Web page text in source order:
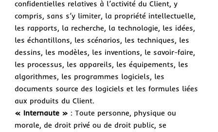
confidentielles relatives à l’activité du Client, y
compris, sans s’y limiter, la propriété intellectuelle,
les rapports, la recherche, la technologie, les idées,
les échantillons, les scénarios, les techniques, les
dessins, les modèles, les inventions, le savoir-faire,
les processus, les appareils, les équipements, les
algorithmes, les programmes logiciels, les
documents source des logiciels et les formules liées
aux produits du Client.
« Internaute » : Toute personne, physique ou
morale, de droit privé ou de droit public, se